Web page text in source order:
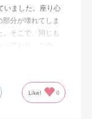
いました。座り心
分が壊れてしま
そこで、同じも
ており、この
使っているうち
ング床で使って
が難点でしょう
Like! 0